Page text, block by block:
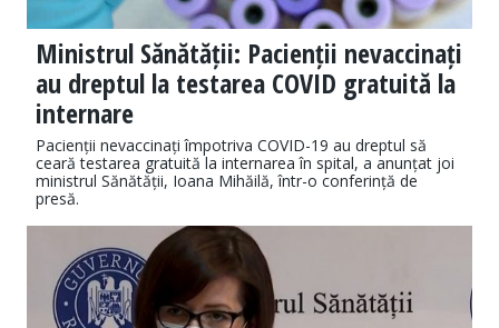
Ministrul Sănătății: Pacienții nevaccinați
au dreptul la testarea COVID gratuită la
internare
Pacienții nevaccinați împotriva COVID-19 au dreptul să
ceară testarea gratuită la internarea în spital, a anunțat joi
ministrul Sănătății, Ioana Mihăilă, într-o conferință de
presă.